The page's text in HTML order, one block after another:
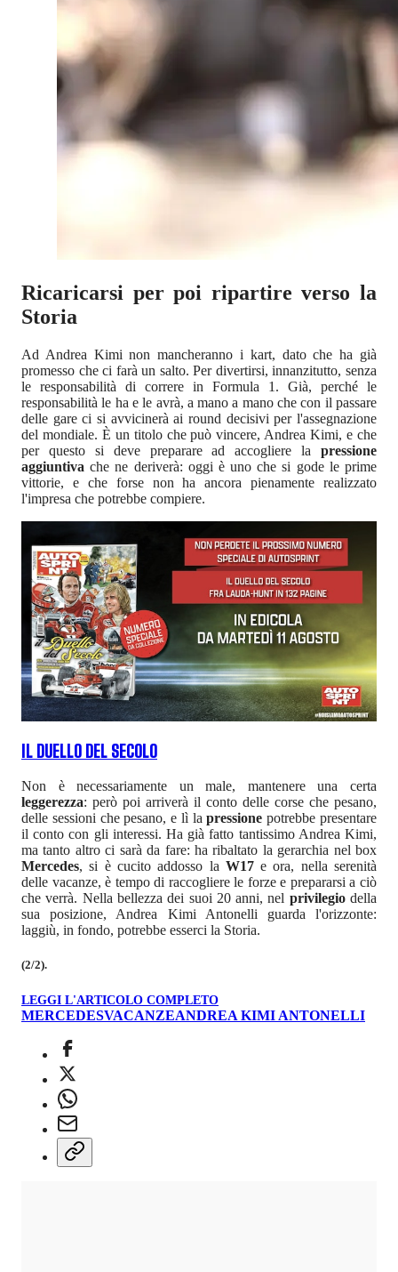
Ricaricarsi per poi ripartire verso la
Storia
Ad Andrea Kimi non mancheranno i kart, dato che ha già
promesso che ci farà un salto. Per divertirsi, innanzitutto, senza
le responsabilità di correre in Formula 1. Già, perché le
responsabilità le ha e le avrà, a mano a mano che con il passare
delle gare ci si avvicinerà ai round decisivi per l'assegnazione
del mondiale. È un titolo che può vincere, Andrea Kimi, e che
per questo si deve preparare ad accogliere la pressione
aggiuntiva che ne deriverà: oggi è uno che si gode le prime
vittorie, e che forse non ha ancora pienamente realizzato
l'impresa che potrebbe compiere.
IL DUELLO DEL SECOLO
Non è necessariamente un male, mantenere una certa
leggerezza: però poi arriverà il conto delle corse che pesano,
delle sessioni che pesano, e lì lapressionepotrebbe presentare
il conto con gli interessi. Ha già fatto tantissimo Andrea Kimi,
ma tanto altro ci sarà da fare: ha ribaltato la gerarchia nel box
Mercedes, si è cucito addosso la W17e ora, nella serenità
delle vacanze, è tempo di raccogliere le forze e prepararsi a ciò
che verrà. Nella bellezza dei suoi 20 anni, nel privilegiodella
sua posizione, Andrea Kimi Antonelli guarda l'orizzonte:
laggiù, in fondo, potrebbe esserci la Storia.
(2/2).
LEGGI L'ARTICOLO COMPLETO
MERCEDESVACANZEANDREA KIMI ANTONELLI